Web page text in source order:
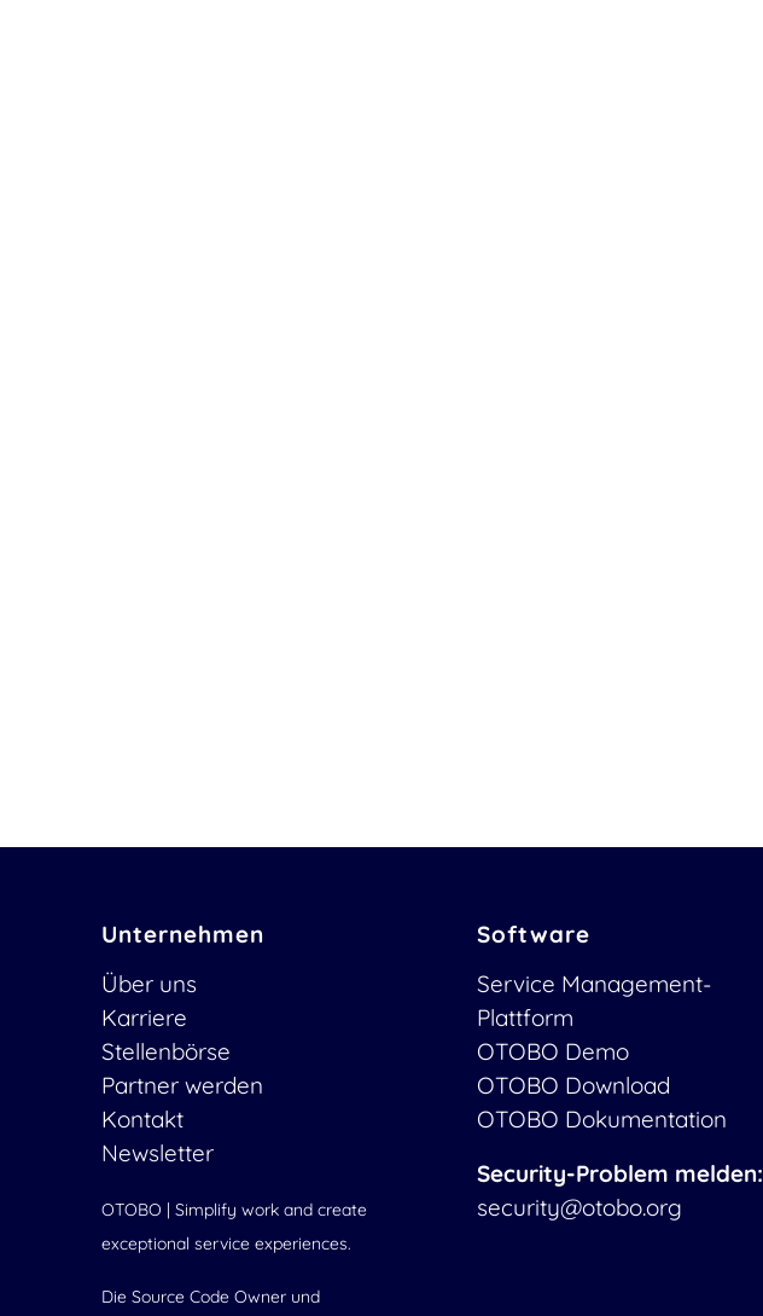
Unternehmen
Über uns
Karriere
Stellenbörse
Partner werden
Kontakt
Newsletter
OTOBO | Simplify work and create
exceptional service experiences.
Die Source Code Owner und
Software
Service Management-
Plattform
OTOBO Demo
OTOBO Download
OTOBO Dokumentation
Security-Problem melden:
security@otobo.org